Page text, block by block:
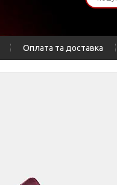
Оплата та доставка